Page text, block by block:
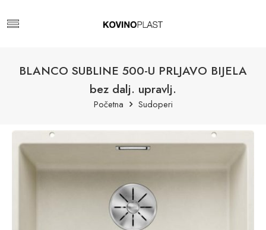
BLANCO SUBLINE 500-U PRLJAVO BIJELA
bez dalj. upravlj.
Početna Sudoperi